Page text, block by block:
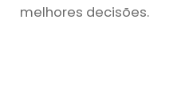
melhores decisões.